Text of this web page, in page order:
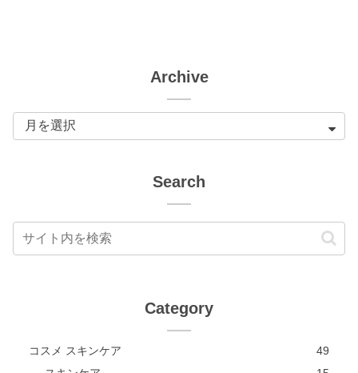
Archive
Search
Category
コスメ スキンケア
49